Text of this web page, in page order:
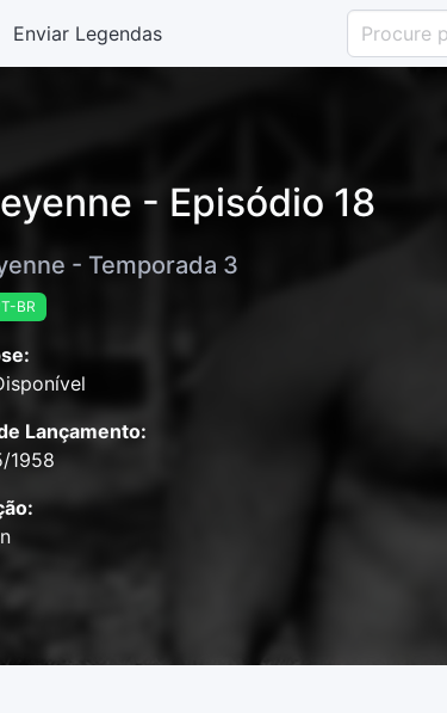
Enviar Legendas
- Episódio 18
- Temporada 3
BR
Lançamento:
1958